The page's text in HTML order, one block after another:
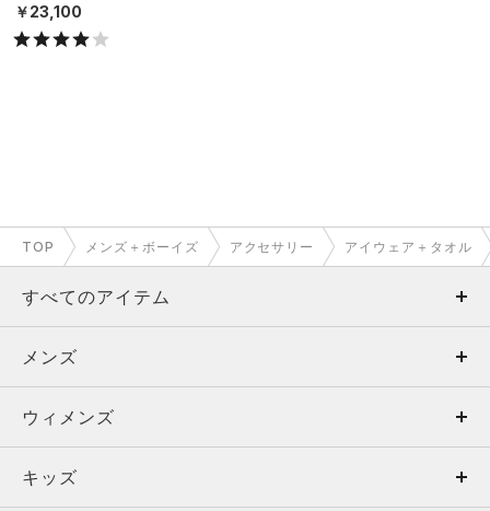
￥23,100
TOP メンズ＋ボーイズ アクセサリー アイウェア＋タオル
すべてのアイテム
メンズ
ウィメンズ
キッズ
メンズ
トップス
ボトムス
ウィメンズ
トップス
キッズ